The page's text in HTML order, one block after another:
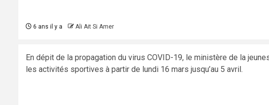
6 ans il y a Ali Ait Si Amer
En dépit de la propagation du virus COVID-19, le ministère de la
les activités sportives à partir de lundi 16 mars jusqu’au 5 avril.